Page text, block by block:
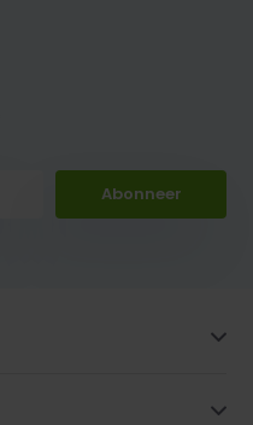
Abonneer